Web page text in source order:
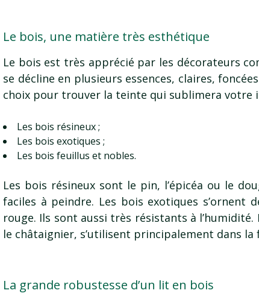
Le bois, une matière très esthétique
Le bois est très apprécié par les décorateurs
se décline en plusieurs essences, claires,
choix pour trouver la teinte qui sublimera votre
Les bois résineux ;
Les bois exotiques ;
Les bois feuillus et nobles.
Les bois résineux sont le pin, l’épicéa ou le
faciles à peindre. Les bois exotiques s’ornent
rouge. Ils sont aussi très résistants à
le châtaignier, s’utilisent principalement dans
La grande robustesse d’un lit en bois